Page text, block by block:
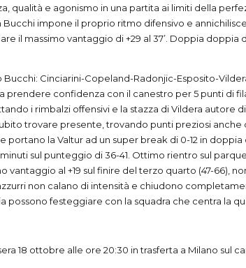
qualità e agonismo in una partita ai limiti della
Bucchi impone il proprio ritmo difensivo e
il massimo vantaggio di +29 al 37’. Doppia
Cinciarini-Copeland-Radonjic-Esposito-
prendere confidenza con il canestro per 5 punti di
i rimbalzi offensivi e la stazza di Vildera
subito trovare presente, trovando punti preziosi
la Valtur ad un super break di 0-12 in
sul punteggio di 36-41. Ottimo rientro sul
vantaggio al +19 sul finire del terzo quarto (47-66),
non calano di intensità e chiudono
possono festeggiare con la squadra che centra la
18 ottobre alle ore 20:30 in trasferta a Milano sul